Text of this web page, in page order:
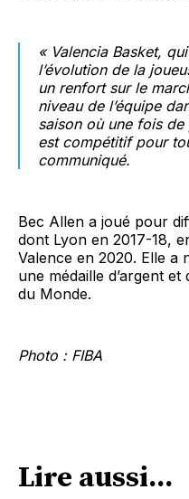
« Valencia Basket,
l’évolution de la
un renfort sur le
niveau de l’équipe
saison où une fois
est compétitif pour
communiqué.
Bec Allen a joué pour
dont Lyon en 2017-18,
Valence en 2020. Elle a
une médaille d’argent
du Monde.
Photo : FIBA
Lire aussi...